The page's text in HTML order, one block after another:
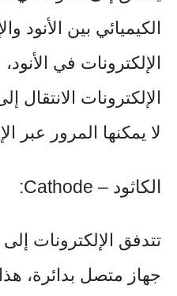
الكيميائي بين الأنود
الإلكترونات في
الإلكترونات
لا يمكنها المرور عبر
الكاثود – Cathode:
تتدفق الإلكترونات
جهاز متصل بدائرة،